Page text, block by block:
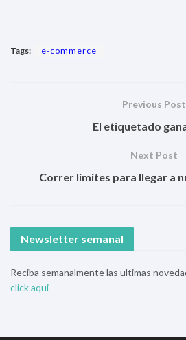
Tags: e-commerce
Previous Post
El etiquetado
Next Post
Correr límites para llegar a
Newsletter semanal
Reciba semanalmente las ultimas
click aqui